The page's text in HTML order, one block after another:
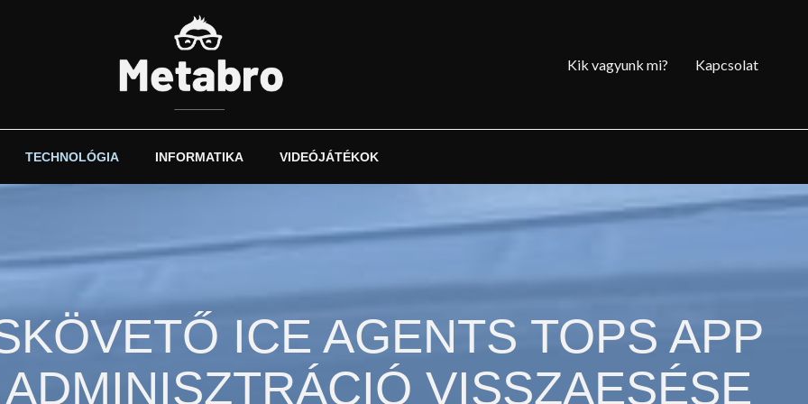
Kik vagyunk mi? Kapcsolat
TECHNOLÓGIA INFORMATIKA VIDEÓJÁTÉKOK
ICE AGENTS TOPS APP
VISSZAESÉSE